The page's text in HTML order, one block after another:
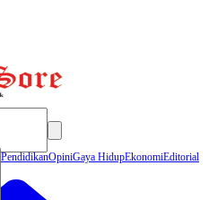
PendidikanOpiniGaya HidupEkonomiEditorial